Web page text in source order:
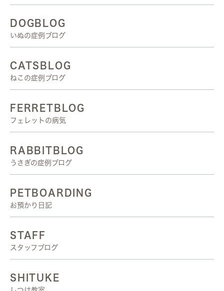
DOGBLOG
いぬの症例ブログ
CATSBLOG
ねこの症例ブログ
FERRETBLOG
フェレットの病気
RABBITBLOG
うさぎの症例ブログ
PETBOARDING
お預かり日記
STAFF
スタッフブログ
SHITUKE